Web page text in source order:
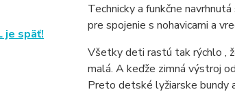
je späť!
Technicky a funkčne
pre spojenie s nohavicami a
Všetky deti rastú tak rýchlo ,
malá. A keďže zimná výstroj
Preto detské lyžiarske bundy